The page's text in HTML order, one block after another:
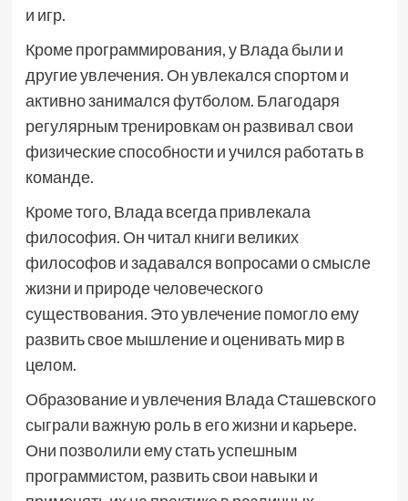
и игр.
Кроме программирования, у Влада были и
другие увлечения. Он увлекался спортом и
активно занимался футболом. Благодаря
регулярным тренировкам он развивал свои
физические способности и учился работать в
команде.
Кроме того, Влада всегда привлекала
философия. Он читал книги великих
философов и задавался вопросами о смысле
жизни и природе человеческого
существования. Это увлечение помогло ему
развить свое мышление и оценивать мир в
целом.
Образование и увлечения Влада Сташевского
сыграли важную роль в его жизни и карьере.
Они позволили ему стать успешным
программистом, развить свои навыки и